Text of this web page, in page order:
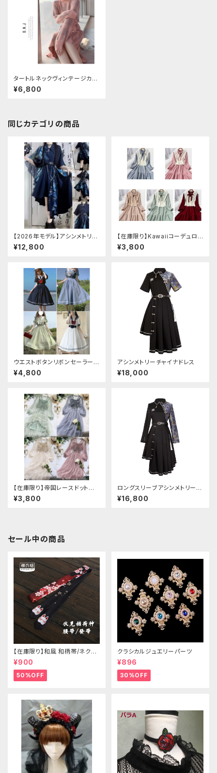
タートルネックヴィンテージカラ
ーニットワンピース
¥6,800
同じカテゴリの商品
【2026年モデル】アシンメトリー
チャイナ改良ドレス
¥12,800
【在庫限り】Kawaiiコーデュロイ
ニットワンピースセットアップ
¥3,800
ウエストボタンリボンセーラーワ
ンピース
¥4,800
アシンメトリーチャイナドレス
¥18,000
【在庫限り】帝国レースドットワ
ンピース
¥3,800
ロングスリーブアシンメトリーチ
ャイナドレス
¥16,800
セール中の商品
【在庫限り】和風 和柄帯/ネクタ
イ/リボン（狐面/金魚
¥900
50%OFF
クラシカルジュエリーパーツ
¥896
30%OFF